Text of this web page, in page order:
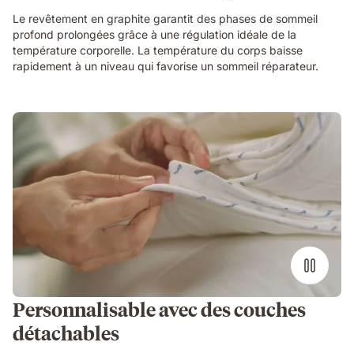
Le revêtement en graphite garantit des phases de sommeil
profond prolongées grâce à une régulation idéale de la
température corporelle. La température du corps baisse
rapidement à un niveau qui favorise un sommeil réparateur.
Personnalisable avec des couches
détachables